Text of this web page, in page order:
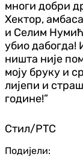
многи добри
Хектор,
и Селим
убио дабогда!
ништа није
моју бруку и
лијепи и
године!”
Стил/РТС
Подијели: